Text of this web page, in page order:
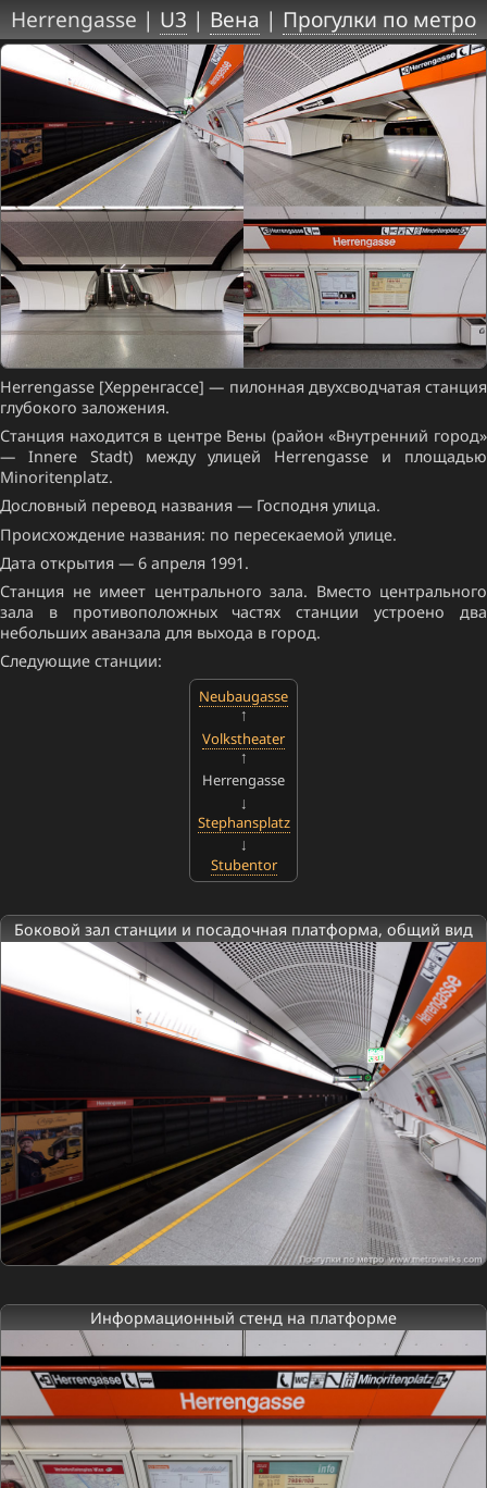
Herrengasse | U3 | Вена | Прогулки по метро
Herrengasse [Херренгассе] — пилонная двухсводчатая станция
глубокого заложения.
Станция находится в центре Вены (район «Внутренний город»
— Innere Stadt) между улицей Herrengasse и площадью
Minoritenplatz.
Дословный перевод названия — Господня улица.
Происхождение названия: по пересекаемой улице.
Дата открытия — 6 апреля 1991.
Станция не имеет центрального зала. Вместо центрального
зала в противоположных частях станции устроено два
небольших аванзала для выхода в город.
Следующие станции:
Neubaugasse
Volkstheater
Herrengasse
Stephansplatz
Stubentor
Боковой зал станции и посадочная платформа, общий вид
Информационный стенд на платформе